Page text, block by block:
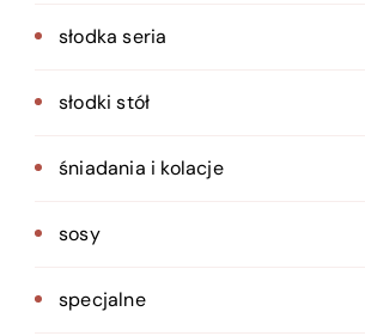
słodka seria
słodki stół
śniadania i kolacje
sosy
specjalne